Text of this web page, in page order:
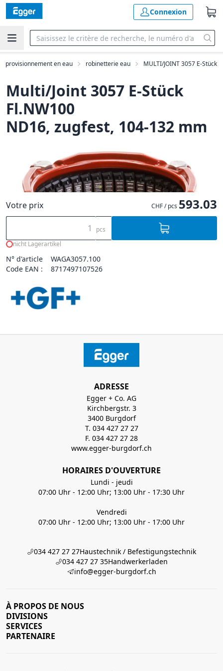
Connexion
en eau robinetterie eau MULTI/JOINT 3057 E-Stück
Multi/Joint 3057 E-Stück
Fl.NW100
ND16, zugfest, 104-132 mm
Votre prix CHF / pcs 593.03
pcs
nicht Lagerartikel
N° d'article
WAGA3057.100
Code EAN :
8717497107526
ADRESSE
Egger + Co. AG
Kirchbergstr. 3
3400 Burgdorf
T. 034 427 27 27
F. 034 427 27 28
www.egger-burgdorf.ch
HORAIRES D'OUVERTURE
Lundi - jeudi
07:00 Uhr - 12:00 Uhr; 13:00 Uhr - 17:30 Uhr
Vendredi
07:00 Uhr - 12:00 Uhr; 13:00 Uhr - 17:00 Uhr
034 427 27 27Haustechnik / Befestigungstechnik
034 427 27 35Handwerkerladen
info@egger-burgdorf.ch
À PROPOS DE NOUS
DIVISIONS
SERVICES
PARTENAIRE